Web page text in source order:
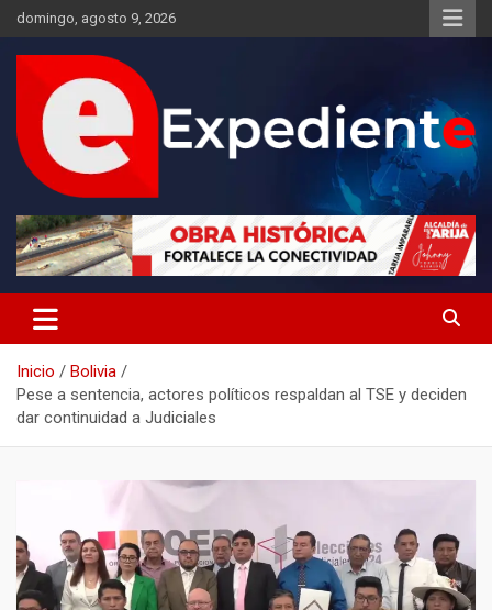
Saltar
al
contenido
domingo, agosto 9, 2026
Expediente
Inicio
Bolivia
Pese a sentencia, actores políticos respaldan al TSE y deciden
dar continuidad a Judiciales